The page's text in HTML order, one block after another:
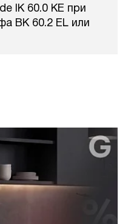
IK 60.0 KE при
BK 60.2 EL или